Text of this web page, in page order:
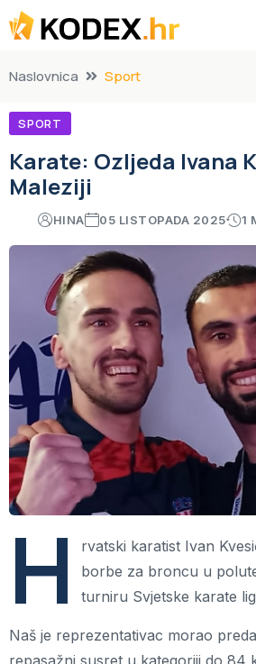
Naslovnica Sport
SPORT
Karate: Ozljeda Ivana
Maleziji
HINA 05 LISTOPADA 2025 1
H
rvatski karatist Ivan
borbe za broncu u
turniru Svjetske karate
Naš je reprezentativac morao
repasažni susret u kategoriji do 84